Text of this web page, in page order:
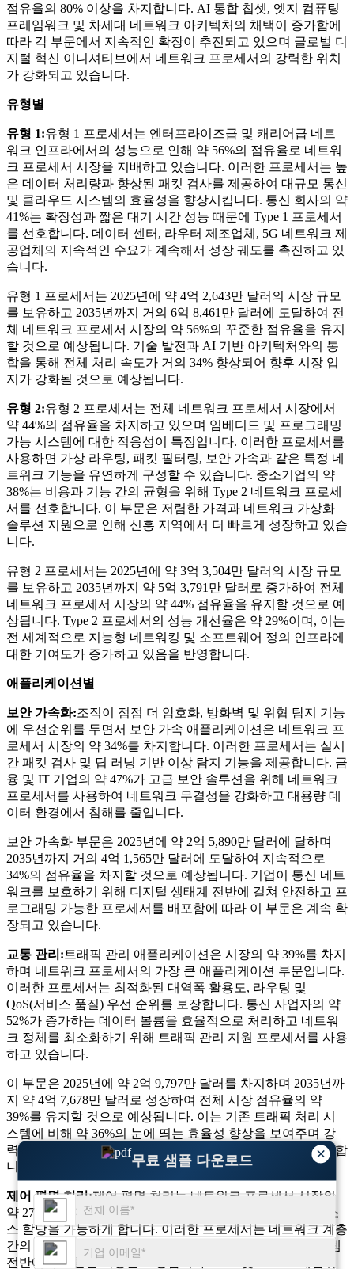
×
무료 샘플 다운로드
점유율의 80% 이상을 차지합니다. AI 통합 칩셋, 엣지 컴퓨팅
프레임워크 및 차세대 네트워크 아키텍처의 채택이 증가함에
따라 각 부문에서 지속적인 확장이 추진되고 있으며 글로벌 디
지털 혁신 이니셔티브에서 네트워크 프로세서의 강력한 위치
가 강화되고 있습니다.
유형별
유형 1:유형 1 프로세서는 엔터프라이즈급 및 캐리어급 네트
워크 인프라에서의 성능으로 인해 약 56%의 점유율로 네트워
크 프로세서 시장을 지배하고 있습니다. 이러한 프로세서는 높
은 데이터 처리량과 향상된 패킷 검사를 제공하여 대규모 통신
및 클라우드 시스템의 효율성을 향상시킵니다. 통신 회사의 약
41%는 확장성과 짧은 대기 시간 성능 때문에 Type 1 프로세서
를 선호합니다. 데이터 센터, 라우터 제조업체, 5G 네트워크 제
공업체의 지속적인 수요가 계속해서 성장 궤도를 촉진하고 있
습니다.
유형 1 프로세서는 2025년에 약 4억 2,643만 달러의 시장 규모
를 보유하고 2035년까지 거의 6억 8,461만 달러에 도달하여 전
체 네트워크 프로세서 시장의 약 56%의 꾸준한 점유율을 유지
할 것으로 예상됩니다. 기술 발전과 AI 기반 아키텍처와의 통
합을 통해 전체 처리 속도가 거의 34% 향상되어 향후 시장 입
지가 강화될 것으로 예상됩니다.
유형 2:유형 2 프로세서는 전체 네트워크 프로세서 시장에서
약 44%의 점유율을 차지하고 있으며 임베디드 및 프로그래밍
가능 시스템에 대한 적응성이 특징입니다. 이러한 프로세서를
사용하면 가상 라우팅, 패킷 필터링, 보안 가속과 같은 특정 네
트워크 기능을 유연하게 구성할 수 있습니다. 중소기업의 약
38%는 비용과 기능 간의 균형을 위해 Type 2 네트워크 프로세
서를 선호합니다. 이 부문은 저렴한 가격과 네트워크 가상화
솔루션 지원으로 인해 신흥 지역에서 더 빠르게 성장하고 있습
니다.
유형 2 프로세서는 2025년에 약 3억 3,504만 달러의 시장 규모
를 보유하고 2035년까지 약 5억 3,791만 달러로 증가하여 전체
네트워크 프로세서 시장의 약 44% 점유율을 유지할 것으로 예
상됩니다. Type 2 프로세서의 성능 개선율은 약 29%이며, 이는
전 세계적으로 지능형 네트워킹 및 소프트웨어 정의 인프라에
대한 기여도가 증가하고 있음을 반영합니다.
애플리케이션별
보안 가속화:조직이 점점 더 암호화, 방화벽 및 위협 탐지 기능
에 우선순위를 두면서 보안 가속 애플리케이션은 네트워크 프
로세서 시장의 약 34%를 차지합니다. 이러한 프로세서는 실시
간 패킷 검사 및 딥 러닝 기반 이상 탐지 기능을 제공합니다. 금
융 및 IT 기업의 약 47%가 고급 보안 솔루션을 위해 네트워크
프로세서를 사용하여 네트워크 무결성을 강화하고 대용량 데
이터 환경에서 침해를 줄입니다.
보안 가속화 부문은 2025년에 약 2억 5,890만 달러에 달하며
2035년까지 거의 4억 1,565만 달러에 도달하여 지속적으로
34%의 점유율을 차지할 것으로 예상됩니다. 기업이 통신 네트
워크를 보호하기 위해 디지털 생태계 전반에 걸쳐 안전하고 프
로그래밍 가능한 프로세서를 배포함에 따라 이 부문은 계속 확
장되고 있습니다.
교통 관리: 트래픽 관리 애플리케이션은 시장의 약 39%를 차지
하며 네트워크 프로세서의 가장 큰 애플리케이션 부문입니다.
이러한 프로세서는 최적화된 대역폭 활용도, 라우팅 및
QoS(서비스 품질) 우선 순위를 보장합니다. 통신 사업자의 약
52%가 증가하는 데이터 볼륨을 효율적으로 처리하고 네트워
크 정체를 최소화하기 위해 트래픽 관리 지원 프로세서를 사용
하고 있습니다.
이 부문은 2025년에 약 2억 9,797만 달러를 차지하며 2035년까
지 약 4억 7,678만 달러로 성장하여 전체 시장 점유율의 약
39%를 유지할 것으로 예상됩니다. 이는 기존 트래픽 처리 시
스템에 비해 약 36%의 눈에 띄는 효율성 향상을 보여주며 강
력한 네트워크 성능을 유지하는 데 있어 중요한 역할을 강화합
니다.
제어 평면 처리:제어 평면 처리는 네트워크 프로세서 시장의
약 27%를 차지하며 지능적인 라우팅 결정, 신호 전달 및 리소
스 할당을 가능하게 합니다. 이러한 프로세서는 네트워크 계층
간의 통신을 간소화하여 하이브리드 클라우드와 엣지 시스템
전반에서 원활한 작동을 보장합니다. SDN 및 NFV 프레임워